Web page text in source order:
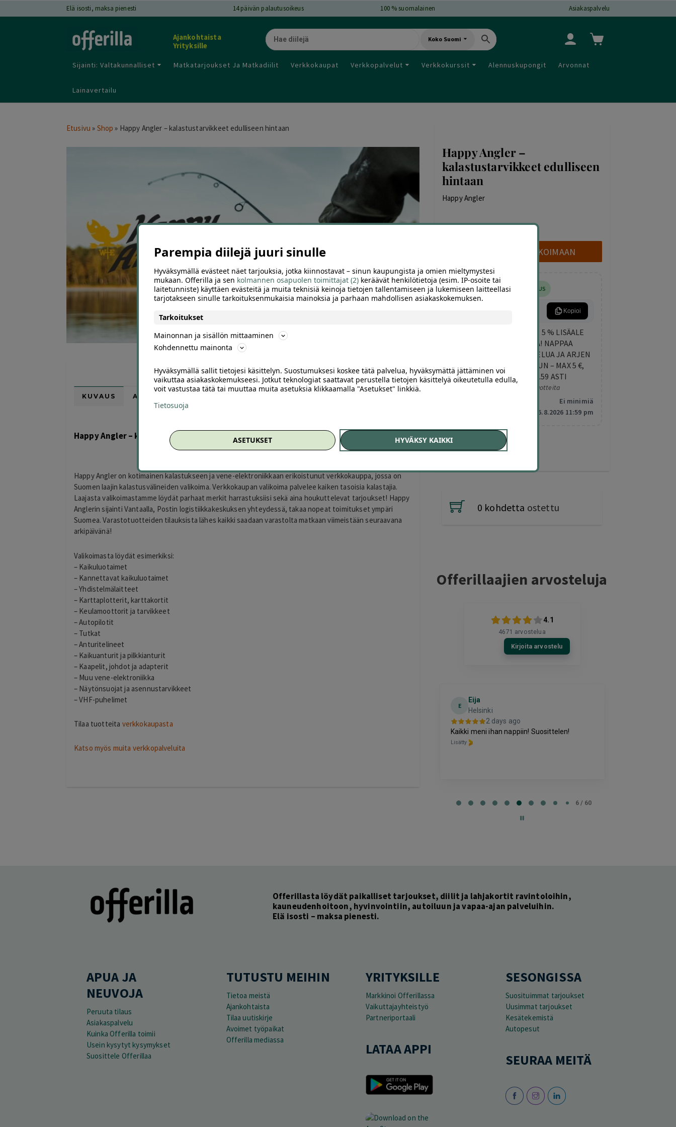
Elä isosti, maksa pienesti 14päivän palautusoikeus 100 % suomalainen Asiakaspalvelu
Ajankohtaista
Yrityksille
Koko Suomi
Sijainti: Valtakunnalliset Matkatarjoukset Ja Matkadiilit Verkkokaupat Verkkopalvelut Verkkokurssit Alennuskupongit Arvonnat
Lainavertailu
Etusivu » Shop » Happy Angler – kalastustarvikkeet edulliseen hintaan
KUVAUS ARVIOT (0)
Happy Angler – kalastustarvikkeet edulliseen hintaan
Happy Angler on kotimainen kalastukseen ja vene-elektroniikkaan erikoistunut verkkokauppa, jossa on
Suomen laajin kalastusvälineiden valikoima. Verkkokaupan valikoima palvelee kaiken tasoisia kalastajia.
Laajasta valikoimastamme löydät parhaat merkit harrastuksiisi sekä aina houkuttelevat tarjoukset! Happy
Anglerin sijainti Vantaalla, Postin logistiikkakeskuksen yhteydessä, takaa nopeat toimitukset ympäri
Suomea. Varastotuotteiden tilauksista lähes kaikki saadaan varastolta matkaan viimeistään seuraavana
arkipäivänä!
Valikoimasta löydät esimerkiksi:
– Kaikuluotaimet
– Kannettavat kaikuluotaimet
– Yhdistelmälaitteet
– Karttaplotterit, karttakortit
– Keulamoottorit ja tarvikkeet
– Autopilotit
– Tutkat
– Anturitelineet
– Kaikuanturit ja pilkkianturit
– Kaapelit, johdot ja adapterit
– Muu vene-elektroniikka
– Näytönsuojat ja asennustarvikkeet
– VHF-puhelimet
Tilaa tuotteita verkkokaupasta
Katso myös muita verkkopalveluita
Happy Angler –
kalastustarvikkeet edulliseen
hintaan
Happy Angler
TUTUSTU VALIKOIMAAN
5% LISÄALENNUS
Kopioi
KESKIVIIKON LISÄETU: 5 % LISÄALE
KAIKISTA DIILEISTÄ! NAPPAA
TEKEMISTÄ, HEMMOTTELUA JA ARJEN
PIRISTYSTÄ ELOKUUHUN – MAX 5 €,
VOIMASSA KLO 23.59 ASTI
Koskee valittuja tuotteita
Ei minimiä
6.8.2026 11:59 pm
0 kohdetta ostettu
Offerillaajien arvosteluja
4.1
4671 arvostelua
Kirjoita arvostelu
timo
1 day ago
E
Eija
Helsinki
2 days ago
Kaikki meni ihan nappiin! Suosittelen!
Lisätty
6 / 60
Offerillasta löydät paikalliset tarjoukset, diilit ja lahjakortit ravintoloihin,
kauneudenhoitoon, hyvinvointiin, autoiluun ja vapaa-ajan palveluihin.
Elä isosti – maksa pienesti.
APUA JA
NEUVOJA
Peruuta tilaus
Asiakaspalvelu
Kuinka Offerilla toimii
Usein kysytyt kysymykset
Suosittele Offerillaa
TUTUSTU MEIHIN
Tietoa meistä
Ajankohtaista
Tilaa uutiskirje
Avoimet työpaikat
Offerilla mediassa
YRITYKSILLE
Markkinoi Offerillassa
Vaikuttajayhteistyö
Partneriportaali
LATAA APPI
SESONGISSA
Suosituimmat tarjoukset
Uusimmat tarjoukset
Kesätekemistä
Autopesut
SEURAA MEITÄ
Parempia diilejä juuri sinulle
Hyväksymällä evästeet näet tarjouksia, jotka kiinnostavat – sinun kaupungista ja omien mieltymystesi
mukaan. Offerilla ja sen kolmannen osapuolen toimittajat (2) keräävät henkilötietoja (esim. IP-osoite tai
laitetunniste) käyttäen evästeitä ja muita teknisiä keinoja tietojen tallentamiseen ja lukemiseen laitteellasi
tarjotakseen sinulle tarkoituksenmukaisia mainoksia ja parhaan mahdollisen asiakaskokemuksen.
Tarkoitukset
Mainonnan ja sisällön mittaaminen
Kohdennettu mainonta
Hyväksymällä sallit tietojesi käsittelyn. Suostumuksesi koskee tätä palvelua, hyväksymättä jättäminen voi
vaikuttaa asiakaskokemukseesi. Jotkut teknologiat saattavat perustella tietojen käsittelyä oikeutetulla edulla,
voit vastustaa tätä tai muuttaa muita asetuksia klikkaamalla "Asetukset" linkkiä.
Tietosuoja
ASETUKSET HYVÄKSY KAIKKI